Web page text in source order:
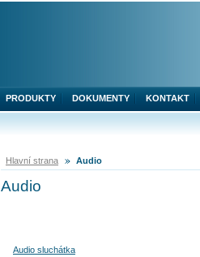
Hlavní strana Audio
Audio
Audio sluchátka
PRODUKTY DOKUMENTY KONTAKT